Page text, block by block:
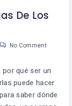
De Los
No Comment
por qué ser un
puede hacer
saber dónde